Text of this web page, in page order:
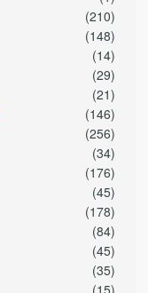
(210)
(148)
(14)
(29)
(21)
(146)
(256)
(34)
(176)
(45)
(178)
(84)
(45)
(35)